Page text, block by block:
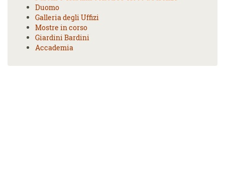
Duomo
Galleria degli Uffizi
Mostre in corso
Giardini Bardini
Accademia